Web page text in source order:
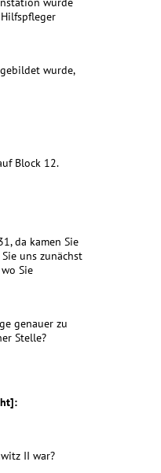
wurde,
Block 12.
da kamen Sie
uns zunächst
Sie
genauer zu
Stelle?
II war?